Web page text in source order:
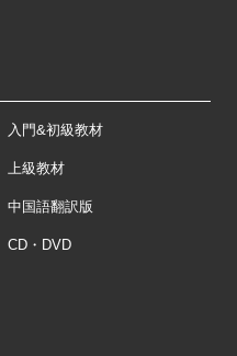
入門&初級教材
上級教材
中国語翻訳版
CD・DVD